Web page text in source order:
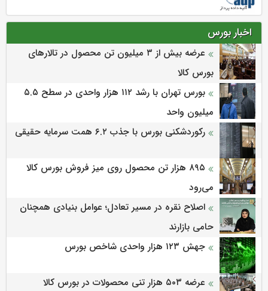
اخبار بورس
عرضه بیش از ۳ میلیون تن محصول در تالارهای
بورس کالا
بورس تهران با رشد ۱۱۲ هزار واحدی در سطح ۵.۵
میلیون واحد
رکوردشکنی بورس با جذب ۶.۲ همت سرمایه حقیقی
۸۹۵ هزار تن محصول روی میز فروش بورس کالا
می‌‌رود
اصلاح نقره در مسیر تعادل؛ عوامل بنیادی همچنان
حامی بازارند
جهش ۱۲۳ هزار واحدی شاخص بورس
عرضه ۵۰۳ هزار تنی محصولات در بورس کالا